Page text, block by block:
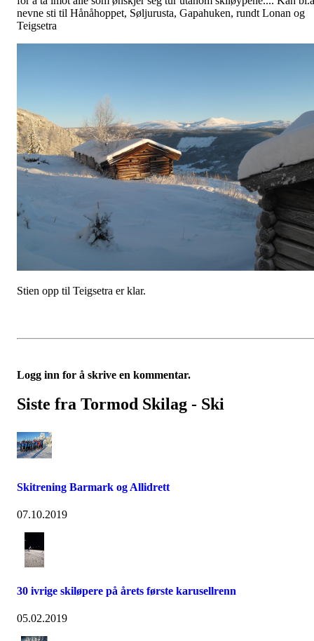
nevne sti til Hånåhoppet, Søljurusta, Gapahuken, rundt Lonan og
Teigsetra
Stien opp til Teigsetra er klar.
Logg inn for å skrive en kommentar.
Siste fra Tormod Skilag - Ski
Skitrening Barmark og Allidrett
07.10.2019
30 ivrige skiløpere på årets første karusellrenn
05.02.2019